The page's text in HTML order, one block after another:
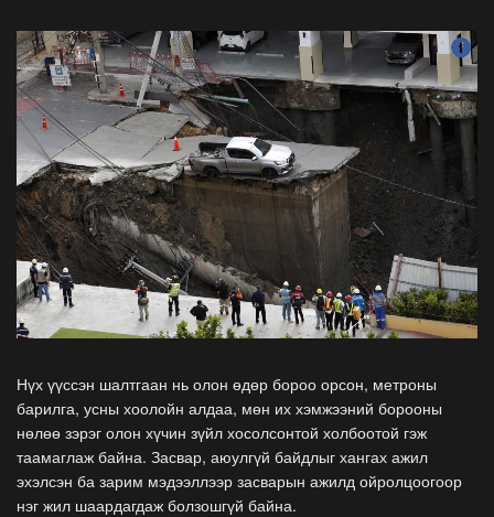
Нүх үүссэн шалтгаан нь олон өдөр бороо орсон, метроны
барилга, усны хоолойн алдаа, мөн их хэмжээний борооны
нөлөө зэрэг олон хүчин зүйл хосолсонтой холбоотой гэж
таамаглаж байна. Засвар, аюулгүй байдлыг хангах ажил
эхэлсэн ба зарим мэдээллээр засварын ажилд ойролцоогоор
нэг жил шаардагдаж болзошгүй байна.